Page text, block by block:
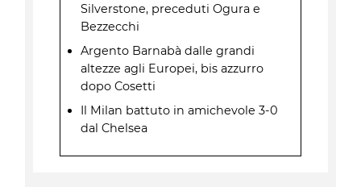
Silverstone, preceduti Ogura e
Bezzecchi
Argento Barnabà dalle grandi
altezze agli Europei, bis azzurro
dopo Cosetti
Il Milan battuto in amichevole 3-0
dal Chelsea